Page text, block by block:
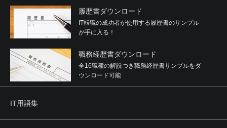
履歴書ダウンロード
IT転職の成功者が使用する履歴書のサンプル
が手に入る！
職務経歴書ダウンロード
全16職種の解説つき職務経歴書サンプルをダ
ウンロード可能
IT用語集